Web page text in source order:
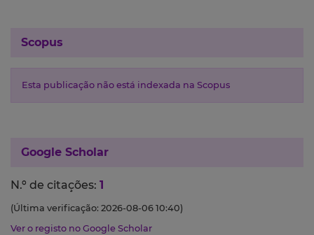
Scopus
Esta publicação não está indexada na Scopus
Google Scholar
N.º de citações: 1
(Última verificação: 2026-08-06 10:40)
Ver o registo no Google Scholar